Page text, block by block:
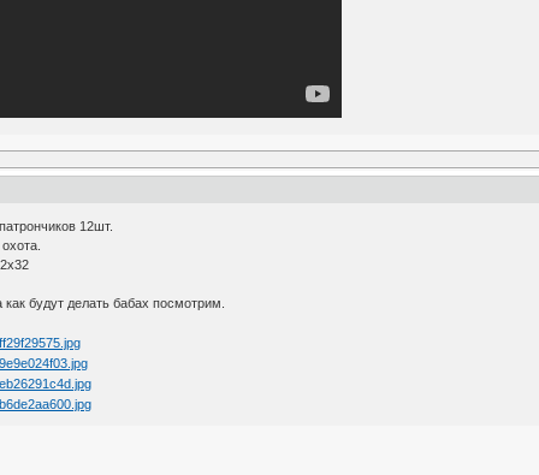
12шт.
будут делать бабах посмотрим.